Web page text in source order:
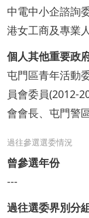
中電中小企諮詢
港女工商及專業
個人其他重要政
屯門區青年活動
員會委員(2012-
會會長、屯門警
過往參選選委情況
曾參選年份
---
過往選委界別分